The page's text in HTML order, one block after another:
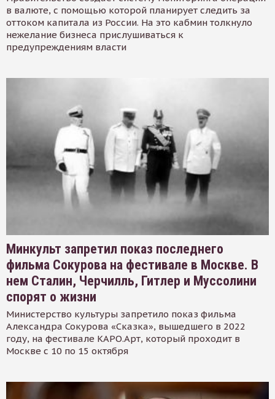
в валюте, с помощью которой планирует следить за
оттоком капитала из России. На это кабмин толкнуло
нежелание бизнеса прислушиваться к
предупреждениям власти
Минкульт запретил показ последнего
фильма Сокурова на фестивале в Москве. В
нем Сталин, Черчилль, Гитлер и Муссолини
спорят о жизни
Министерство культуры запретило показ фильма
Александра Сокурова «Сказка», вышедшего в 2022
году, на фестивале КАРО.Арт, который проходит в
Москве с 10 по 15 октября